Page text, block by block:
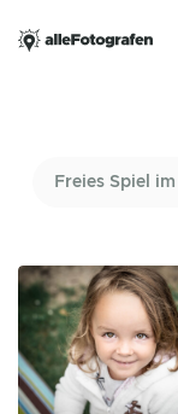
Freies Spiel